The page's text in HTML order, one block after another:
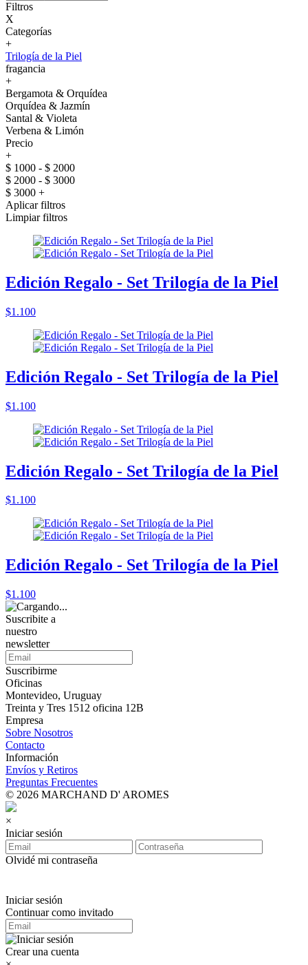
Filtros
X
Categorías
+
Trilogía de la Piel
fragancia
+
Bergamota & Orquídea
Orquídea & Jazmín
Santal & Violeta
Verbena & Limón
Precio
+
$ 1000 - $ 2000
$ 2000 - $ 3000
$ 3000 +
Aplicar filtros
Limpiar filtros
Edición Regalo - Set Trilogía de la Piel
$1.100
Edición Regalo - Set Trilogía de la Piel
$1.100
Edición Regalo - Set Trilogía de la Piel
$1.100
Edición Regalo - Set Trilogía de la Piel
$1.100
Suscribite a
nuestro
newsletter
Suscribirme
Oficinas
Montevideo, Uruguay
Treinta y Tres 1512 oficina 12B
Empresa
Sobre Nosotros
Contacto
Información
Envíos y Retiros
Preguntas Frecuentes
© 2026 MARCHAND D' AROMES
×
Iniciar sesión
Olvidé mi contraseña
Iniciar sesión
Continuar como invitado
Crear una cuenta